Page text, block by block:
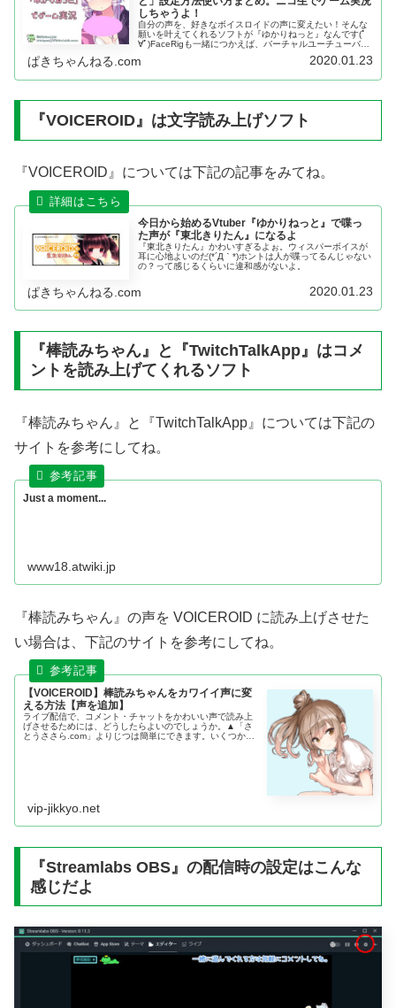
しちゃうよ！
自分の声を、好きなボイスロイドの声に変えたい！そんな
願いを叶えてくれるソフトが『ゆかりねっと』なんです(ﾟ
∀ﾟ)FaceRigも一緒につかえば、バーチャルユーチューバー
ぱきちゃんねる.com 2020.01.23
『VOICEROID』は文字読み上げソフト
『VOICEROID』については下記の記事をみてね。
今日から始めるVtuber『ゆかりねっと』で喋っ
た声が『東北きりたん』になるよ
『東北きりたん』かわいすぎるよぉ。ウィスパーボイスが
耳に心地よいのだ(*´Д｀*)ホントは人が喋ってるんじゃない
の？って感じるくらいに違和感がないよ。
ぱきちゃんねる.com 2020.01.23
『棒読みちゃん』と『TwitchTalkApp』はコメ
ントを読み上げてくれるソフト
『棒読みちゃん』と『TwitchTalkApp』については下記の
サイトを参考にしてね。
Just a moment...
www18.atwiki.jp
『棒読みちゃん』の声を VOICEROID に読み上げさせた
い場合は、下記のサイトを参考にしてね。
【VOICEROID】棒読みちゃんをカワイイ声に変
える方法【声を追加】
ライブ配信で、コメント・チャットをかわいい声で読み上
げさせるためには、どうしたらよいのでしょうか。▲「さ
とうささら.com」よりじつは簡単にできます。いくつかソ
vip-jikkyo.net
『Streamlabs OBS』の配信時の設定はこんな
感じだよ